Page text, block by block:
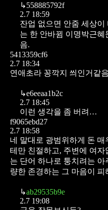
↳558885792f
2.7 18:59
잔업 없으면 안줌 세상
는 한 안바뀜 이명박근혜
음.
5413359cf6
2.7 18:34
연애초라 꽁깍지 씌인거같음
↳e6eeaa1b2c
2.7 18:45
이런 생각을 좀 버려…
f9065ebd27
2.7 18:58
네 말대로 광범위하게 돈
테만 친절하고, 주변에 여
는 단어 하나로 퉁치려는
량한 존경하는 그 마음이 피
↳ab29535b9e
2.7 19:08